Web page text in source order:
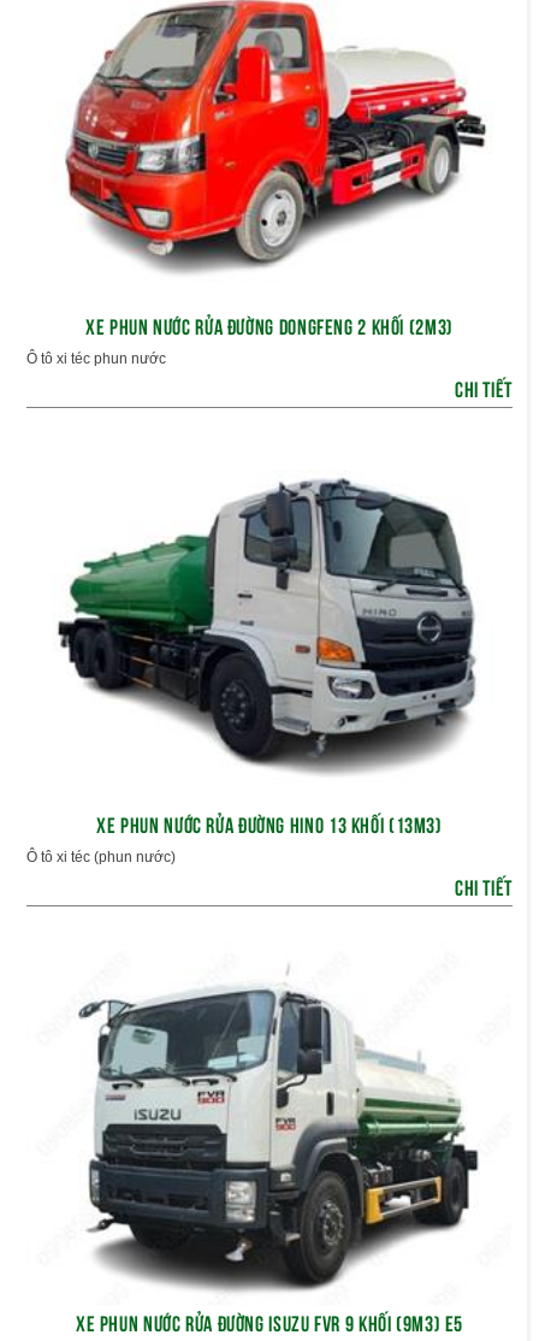
XE PHUN NƯỚC RỬA ĐƯỜNG DONGFENG 2 KHỐI (2M3)
Ô tô xi téc phun nước
CHI TIẾT
XE PHUN NƯỚC RỬA ĐƯỜNG HINO 13 KHỐI (13M3)
Ô tô xi téc (phun nước)
CHI TIẾT
XE PHUN NƯỚC RỬA ĐƯỜNG ISUZU FVR 9 KHỐI (9M3) E5